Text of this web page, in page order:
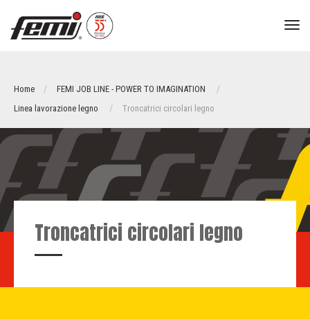
Home
FEMI JOB LINE - POWER TO IMAGINATION
Linea lavorazione legno
Troncatrici circolari legno
Troncatrici circolari legno